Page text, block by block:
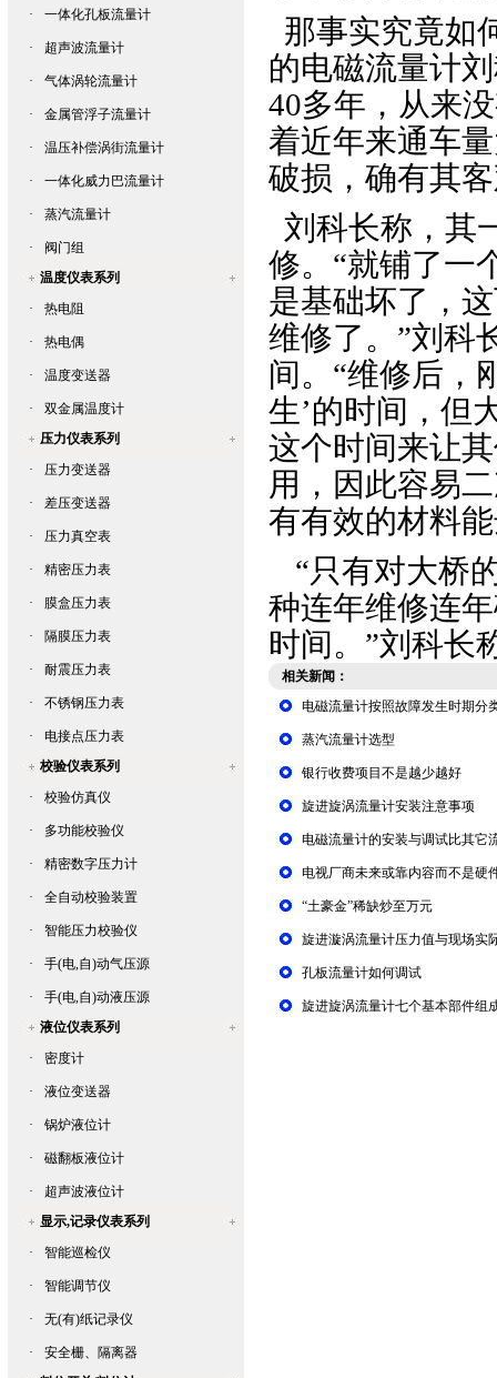
· 一体化孔板流量计
· 超声波流量计
· 气体涡轮流量计
· 金属管浮子流量计
· 温压补偿涡街流量计
· 一体化威力巴流量计
· 蒸汽流量计
·
阀门组
温度仪表系列
·
热电阻
· 热电偶
· 温度变送器
·
双金属温度计
压力仪表系列
·
压力变送器
· 差压变送器
· 压力真空表
· 精密压力表
· 膜盒压力表
· 隔膜压力表
· 耐震压力表
· 不锈钢压力表
·
电接点压力表
校验仪表系列
·
校验仿真仪
· 多功能校验仪
· 精密数字压力计
· 全自动校验装置
· 智能压力校验仪
· 手(电,自)动气压源
·
手(电,自)动液压源
液位仪表系列
·
密度计
· 液位变送器
· 锅炉液位计
· 磁翻板液位计
·
超声波液位计
显示,记录仪表系列
·
智能巡检仪
· 智能调节仪
· 无(有)纸记录仪
·
安全栅、隔离器
那事实究竟如
的电磁流量计
40多年，从来
着近年来通车
破损，确有其
刘科长称，其
修。“就铺了一
是基础坏了，
维修了。”刘科
间。“维修后，
生’的时间，但
这个时间来让
用，因此容易
有有效的材料
“只有对大桥
种连年维修连
时间。”刘科长
相关新闻：
电磁流量计按照故障发生时期分
蒸汽流量计选型
银行收费项目不是越少越好
旋进旋涡流量计安装注意事项
电磁流量计的安装与调试比其它
电视厂商未来或靠内容而不是硬
“土豪金”稀缺炒至万元
旋进漩涡流量计压力值与现场实
孔板流量计如何调试
旋进旋涡流量计七个基本部件组